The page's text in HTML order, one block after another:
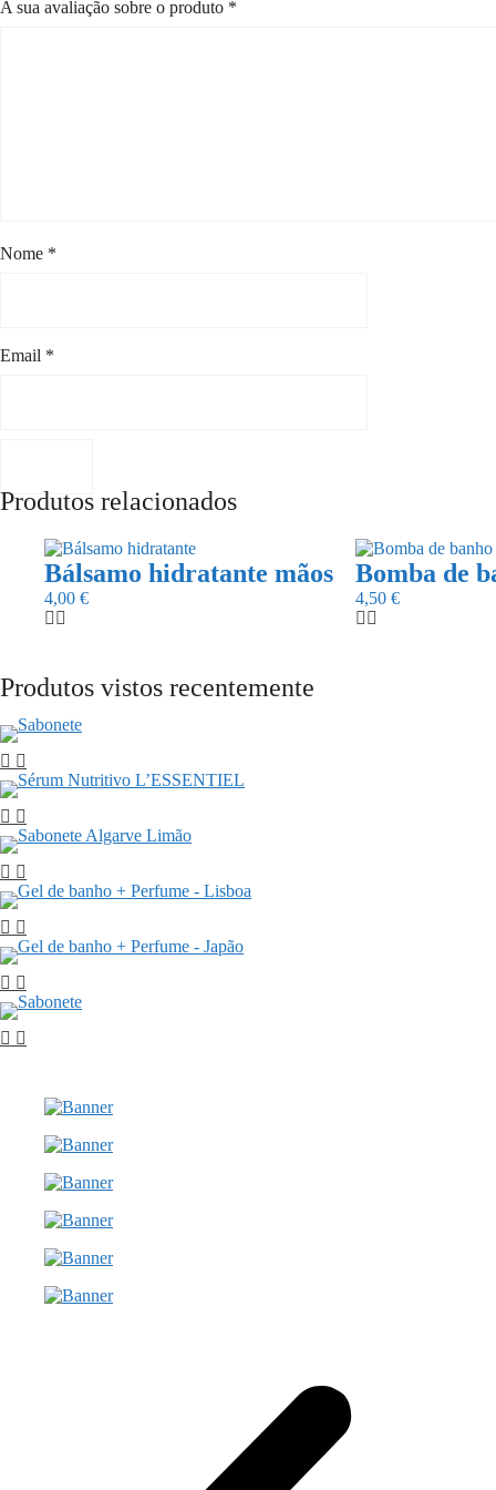
A sua avaliação sobre o produto *
Nome *
Email *
Produtos relacionados
Bálsamo hidratante mãos
4,00 €
Bomba de
4,50 €
Produtos vistos recentemente